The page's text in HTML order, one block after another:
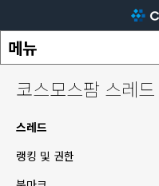
코스모스팜 스레드
스레드
랭킹 및 권한